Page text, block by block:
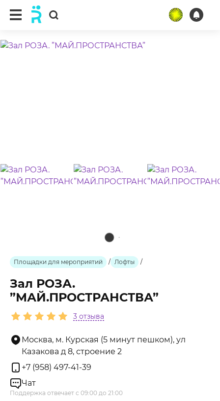
Площадки для мероприятий / Лофты /
Зал РОЗА.
”МАЙ.ПРОСТРАНСТВА”
3 отзыва
Москва, м. Курская (5 минут пешком), ул
Казакова д 8, строение 2
+7 (958) 497-41-39
Чат
Поддержка отвечает с 09:00 до 21:00